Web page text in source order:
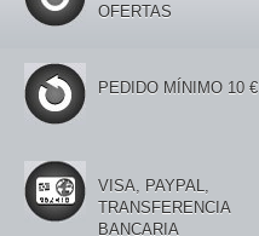
OFERTAS
PEDIDO MÍNIMO 10 €
VISA, PAYPAL,
TRANSFERENCIA
BANCARIA